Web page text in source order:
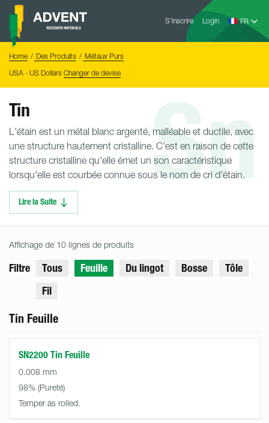
Skip
content
S’inscrire Login
Advent
Home Des Produits
Métaux Purs
USA - US Dollars Changer de devise
Tin
L'étain est un métal blanc argenté, malléable et ductile, avec
une structure hautement cristalline. C'est en raison de cette
structure cristalline qu'elle émet un son caractéristique
lorsqu'elle est courbée connue sous le nom de cri d'étain.
Lire la Suite Sn
Affichage de 10 lignes de produits
Filtre Tous Feuille Du lingot Bosse
Tôle
Fil
Tin Feuille
SN2200 Tin Feuille
0.008 mm
98%
Temper as rolled.